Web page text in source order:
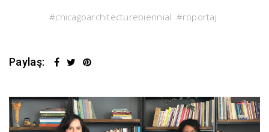
chicagoarchitecturebiennial röportaj
Paylaş: